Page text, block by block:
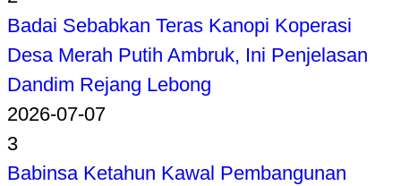
Badai Sebabkan Teras Kanopi Koperasi
Desa Merah Putih Ambruk, Ini Penjelasan
Dandim Rejang Lebong
2026-07-07
3
Babinsa Ketahun Kawal Pembangunan